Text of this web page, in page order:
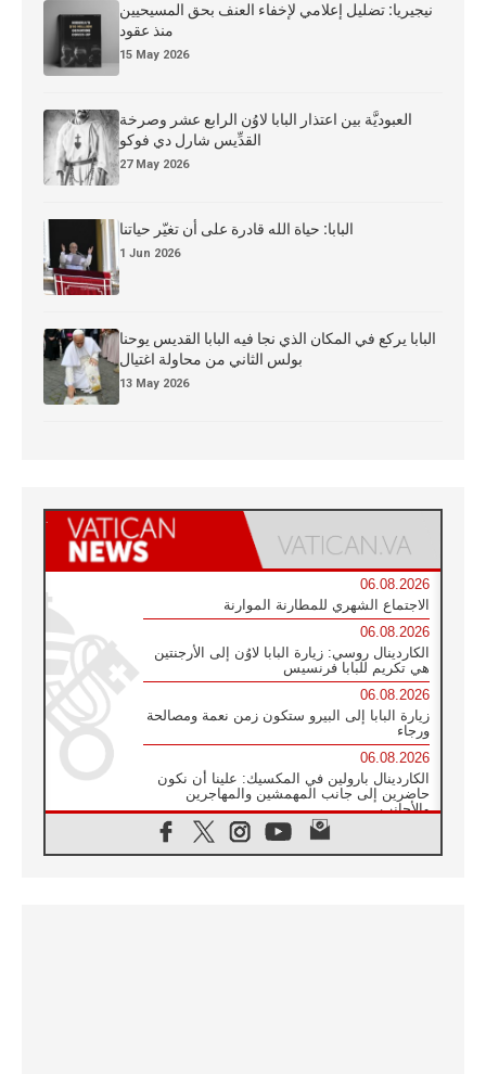
نيجيريا: تضليل إعلامي لإخفاء العنف بحق المسيحيين
منذ عقود
15 May 2026
العبوديَّة بين اعتذار البابا لاوُن الرابع عشر وصرخة
القدِّيس شارل دي فوكو
27 May 2026
البابا: حياة الله قادرة على أن تغيّر حياتنا
1 Jun 2026
البابا يركع في المكان الذي نجا فيه البابا القديس يوحنا
بولس الثاني من محاولة اغتيال
13 May 2026
06.08.2026
الاجتماع الشهري للمطارنة الموارنة
06.08.2026
الكاردينال روسي: زيارة البابا لاوُن إلى الأرجنتين
هي تكريم للبابا فرنسيس
06.08.2026
زيارة البابا إلى البيرو ستكون زمن نعمة ومصالحة
ورجاء
06.08.2026
الكاردينال بارولين في المكسيك: علينا أن نكون
حاضرين إلى جانب المهمشين والمهاجرين
والأجانب
البابا لاوُن الرابع عشر للشباب في أسيزي: